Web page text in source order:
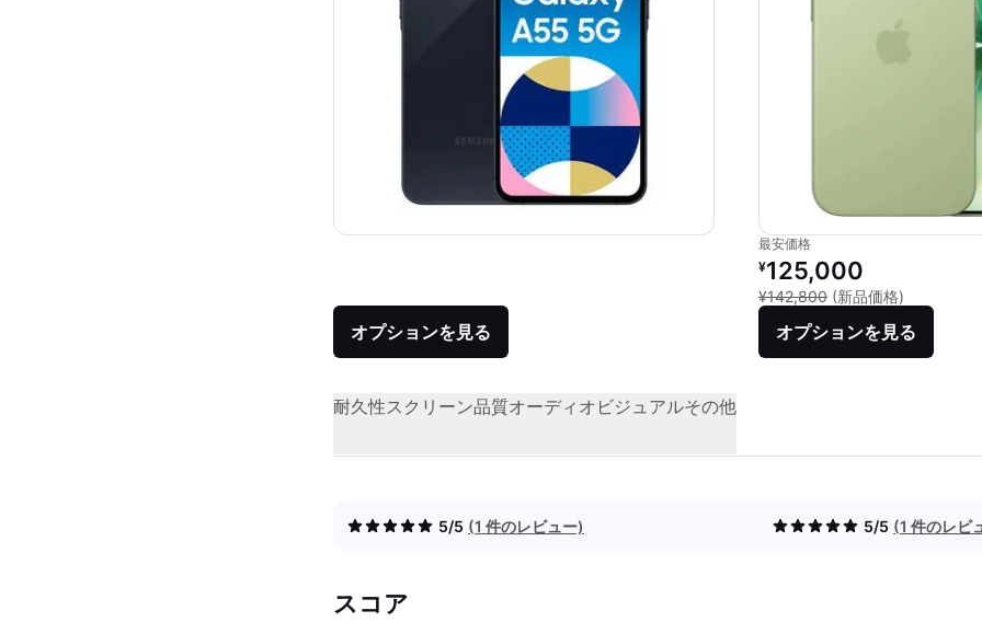
オプションを見る
最安価格
リファービッシュ品の価格：
¥125,000
¥142,800 (新品価格)
オプションを見る
耐久性スクリーン品質オーディオビジュアルその他
5/5 (1 件のレビュー) 5/5 (1 件のレビ
スコア